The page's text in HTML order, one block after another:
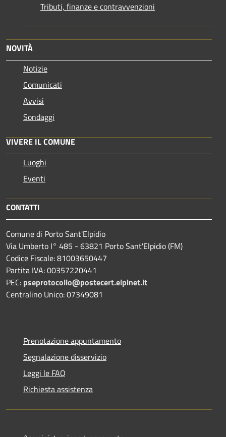
Tributi, finanze e contravvenzioni
NOVITÀ
Notizie
Comunicati
Avvisi
Sondaggi
VIVERE IL COMUNE
Luoghi
Eventi
CONTATTI
Comune di Porto Sant'Elpidio
Via Umberto I° 485 - 63821 Porto Sant'Elpidio (FM)
Codice Fiscale: 81003650447
Partita IVA: 00357220441
PEC: pseprotocollo@postecert.elpinet.it
Centralino Unico: 07349081
Prenotazione appuntamento
Segnalazione disservizio
Leggi le FAQ
Richiesta assistenza